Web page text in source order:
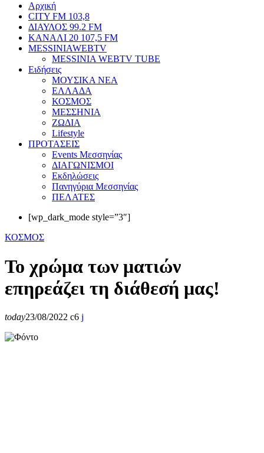
Αρχική
CITY FM 103,8
ΔΙΑΥΛΟΣ 99.2 FM
ΚΑΝΑΛΙ 20 107,5 FM
MESSINIAWEBTV
MESSINIA WEBTV TUBE
Eιδήσεις
ΜΟΥΣΙΚΑ ΝΕΑ
ΕΛΛΑΔΑ
ΚΟΣΜΟΣ
ΜΕΣΣΗΝΙΑ
ΖΩΔΙΑ
Lifestyle
ΠΡΟΤΑΣΕΙΣ
Events Μεσσηνίας
ΔΙΑΓΩΝΙΣΜΟΙ
Εκδηλώσεις
Πανηγύρια Μεσσηνίας
ΠΕΛΑΤΕΣ
[wp_dark_mode style=”3″]
ΚΟΣΜΟΣ
Το χρώμα των ματιών
επηρεάζει τη διάθεσή μας!
today23/08/2022 6